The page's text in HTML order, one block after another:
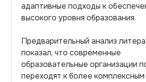
адаптивные подходы к
высокого уровня образования.
Предварительный анализ
показал, что современные
образовательные организации
переходят к более